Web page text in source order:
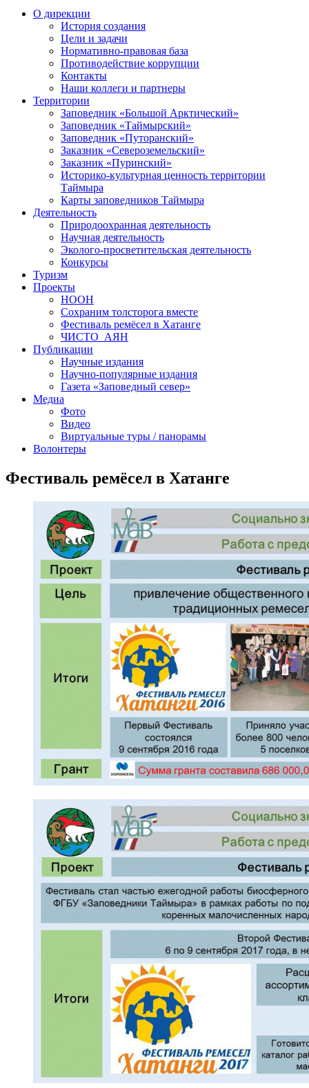
О дирекции
История создания
Цели и задачи
Нормативно-правовая база
Противодействие коррупции
Контакты
Наши коллеги и партнеры
Территории
Заповедник «Большой Арктический»
Заповедник «Таймырский»
Заповедник «Путоранский»
Заказник «Североземельский»
Заказник «Пуринский»
Историко-культурная ценность территории
Таймыра
Карты заповедников Таймыра
Деятельность
Природоохранная деятельность
Научная деятельность
Эколого-просветительская деятельность
Конкурсы
Туризм
Проекты
НООН
Сохраним толсторога вместе
Фестиваль ремёсел в Хатанге
ЧИСТО_АЯН
Публикации
Научные издания
Научно-популярные издания
Газета «Заповедный север»
Медиа
Фото
Видео
Виртуальные туры / панорамы
Волонтеры
Фестиваль ремёсел в Хатанге